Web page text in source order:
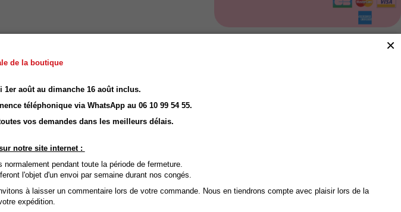
de la boutique
1er août au dimanche 16 août inclus.
téléphonique via WhatsApp au 06 10 99 54 55.
vos demandes dans les meilleurs délais.
notre site internet :
pendant toute la période de fermeture.
l'objet d'un envoi par semaine durant nos congés.
à laisser un commentaire lors de votre commande. Nous en tiendrons compte avec plaisir lors de la
expédition.
×